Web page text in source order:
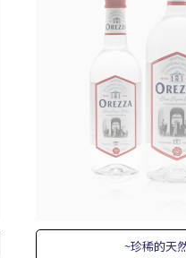
~珍稀的天